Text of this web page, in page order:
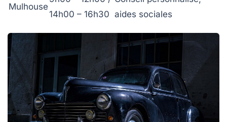
Mulhouse
14h00 – 16h30 aides sociales